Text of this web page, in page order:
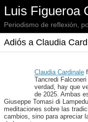
Luis Figueroa
Periodismo de reflexión,
Adiós a Claudia
Claudia Cardinale
Tancredi Falconeri
verdad, hay que
de 2025. Ambas
Giuseppe Tomasi di
meditaciones sobre las
cambios, sino para apreciar